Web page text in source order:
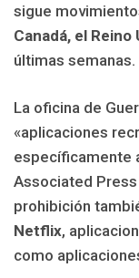
sigue
Canadá, el
últimas semanas.
La oficina de
«aplicaciones
específicamente
Associated
prohibición
Netflix,
como